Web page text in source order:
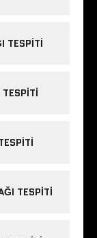
TESPITI
TESPITI
TESPITI